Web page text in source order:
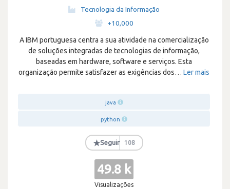
Tecnologia da Informação
+10,000
A IBM portuguesa centra a sua atividade na comercialização
de soluções integradas de tecnologias de informação,
baseadas em hardware, software e serviços. Esta
organização permite satisfazer as exigências dos… Ler mais
java
python
★Seguir 108
49.8 k
Visualizações